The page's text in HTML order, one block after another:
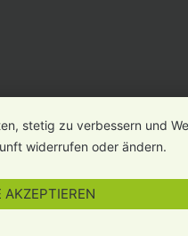
stetig zu verbessern und
widerrufen oder ändern.
AKZEPTIEREN